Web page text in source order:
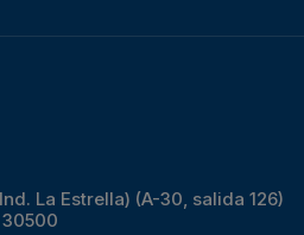
La Estrella) (A-30, salida 126)